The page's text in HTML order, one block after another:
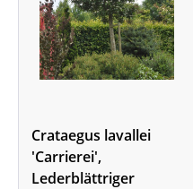
Crataegus lavallei
'Carrierei',
Lederblättriger